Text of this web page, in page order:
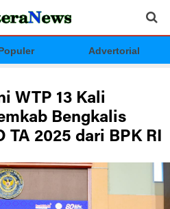
Advertorial
WTP 13 Kali
Bengkalis
TA 2025 dari BPK RI